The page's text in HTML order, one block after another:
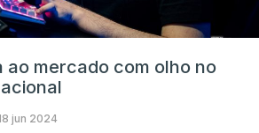
ao mercado com olho no
jun 2024